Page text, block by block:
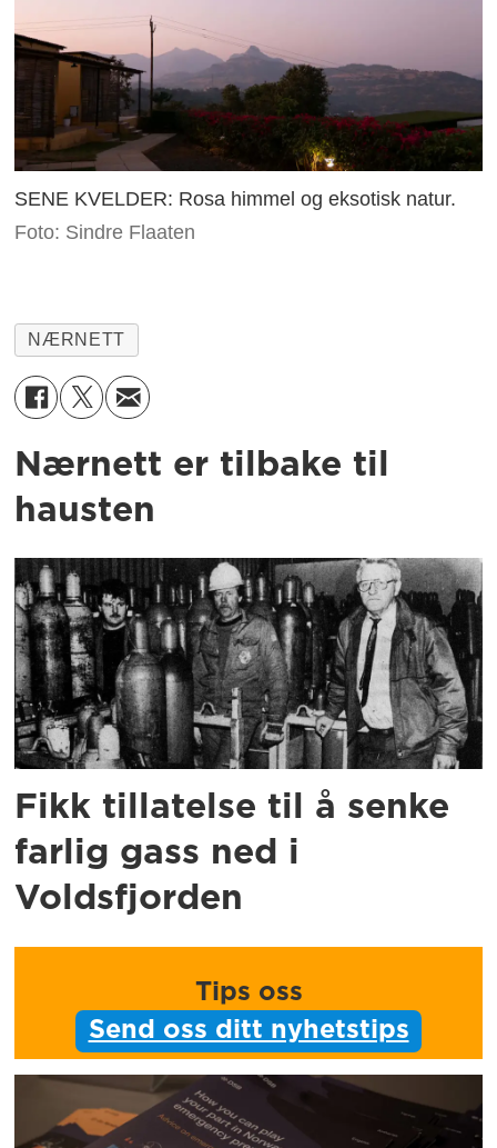
SENE KVELDER: Rosa himmel og eksotisk natur.
Foto: Sindre Flaaten
NÆRNETT
Nærnett er tilbake til
hausten
Fikk tillatelse til å senke
farlig gass ned i
Voldsfjorden
Tips oss
Send oss ditt nyhetstips